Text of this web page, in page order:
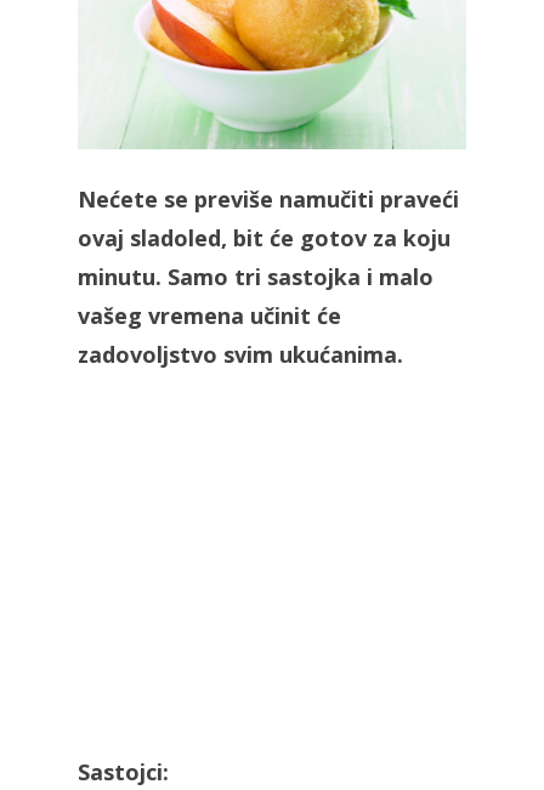
Nećete se previše namučiti praveći
ovaj sladoled, bit će gotov za koju
minutu. Samo tri sastojka i malo
vašeg vremena učinit će
zadovoljstvo svim ukućanima.
Sastojci: